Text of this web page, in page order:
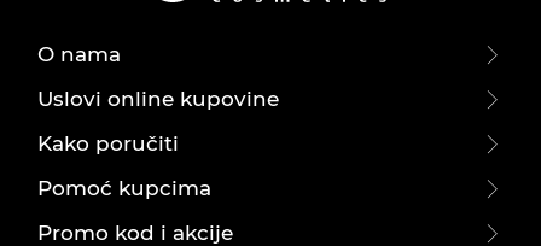
O nama
Uslovi online kupovine
Kako poručiti
Pomoć kupcima
Promo kod i akcije